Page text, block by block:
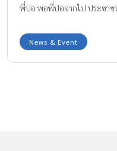
พี่ปอ พอพี่ปอจากไป ประชาช
News & Event